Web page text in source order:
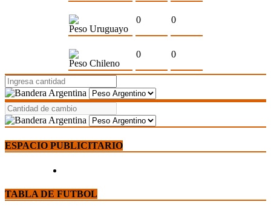
Peso Uruguayo
0 0
Peso Chileno
0 0
ESPACIO PUBLICITARIO
TABLA DE FUTBOL